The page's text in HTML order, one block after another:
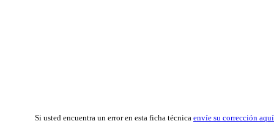
Si usted encuentra un error en esta ficha técnica envíe su corrección aquí